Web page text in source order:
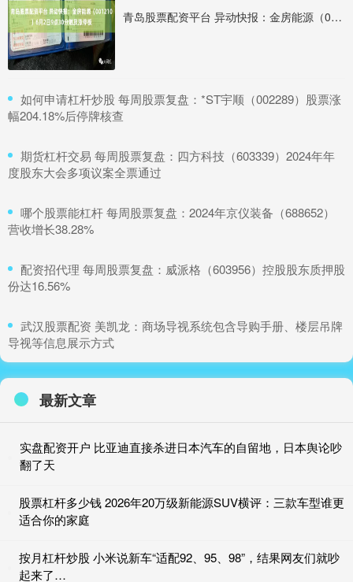
青岛股票配资平台 异动快报：金房能源（001210）6月2日9点30分触及涨停板
​如何申请杠杆炒股 每周股票复盘：*ST宇顺（002289）股票涨
幅204.18%后停牌核查
​期货杠杆交易 每周股票复盘：四方科技（603339）2024年年
度股东大会多项议案全票通过
​哪个股票能杠杆 每周股票复盘：2024年京仪装备（688652）
营收增长38.28%
​配资招代理 每周股票复盘：威派格（603956）控股股东质押股
份达16.56%
​武汉股票配资 美凯龙：商场导视系统包含导购手册、楼层吊牌
导视等信息展示方式
最新文章
实盘配资开户 比亚迪直接杀进日本汽车的自留地，日本舆论吵
翻了天
股票杠杆多少钱 2026年20万级新能源SUV横评：三款车型谁更
适合你的家庭
按月杠杆炒股 小米说新车“适配92、95、98”，结果网友们就吵
起来了…